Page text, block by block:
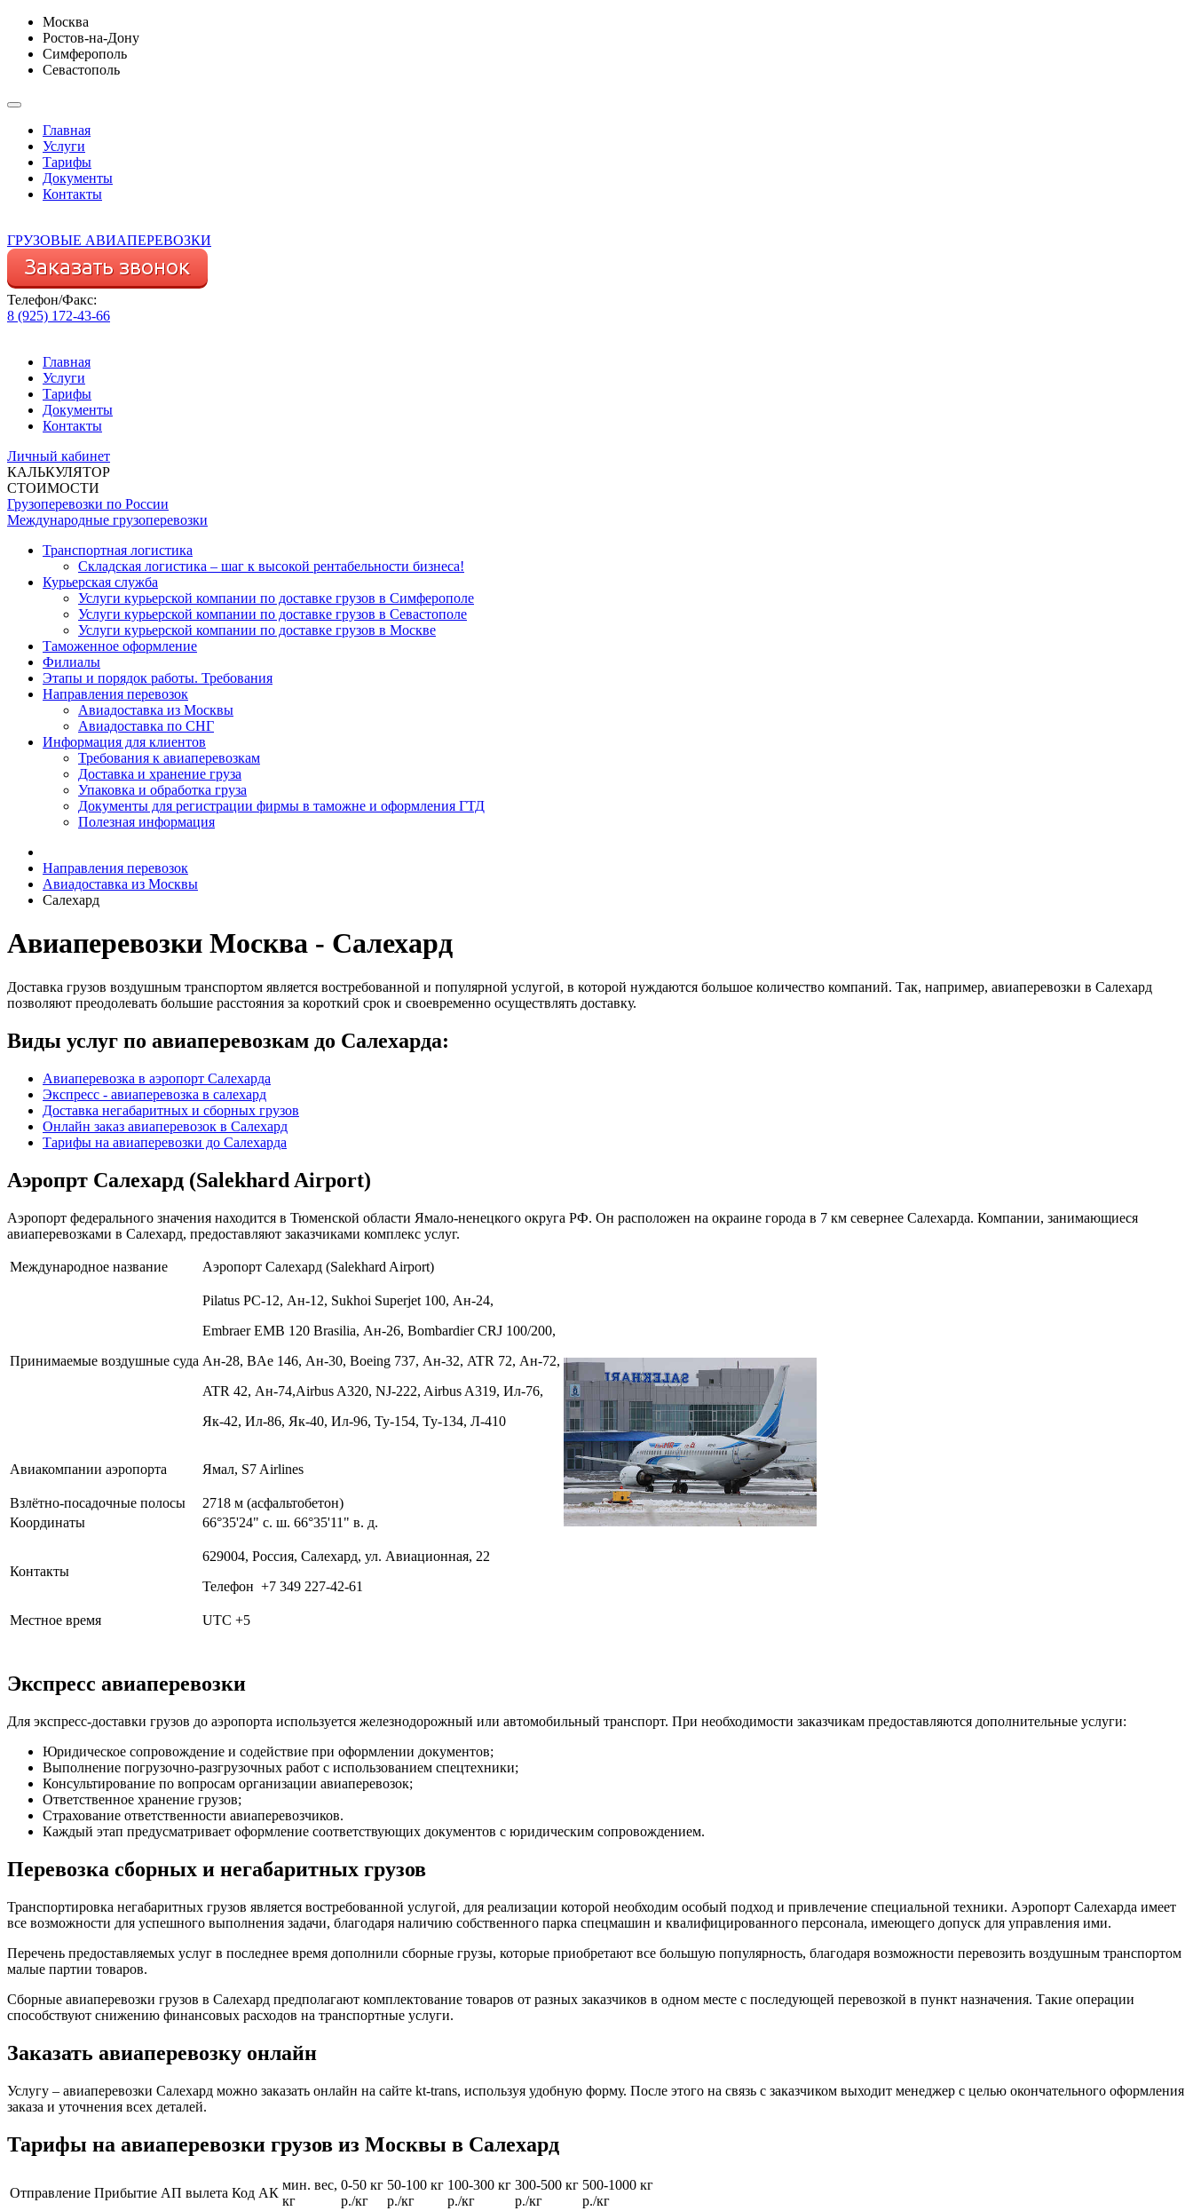
Москва
Ростов-на-Дону
Симферополь
Севастополь
Главная
Услуги
Тарифы
Документы
Контакты
ГРУЗОВЫЕ АВИАПЕРЕВОЗКИ
Телефон/Факс:
8 (925) 172-43-66
Главная
Услуги
Тарифы
Документы
Контакты
Личный кабинет
КАЛЬКУЛЯТОР
СТОИМОСТИ
Грузоперевозки по России
Международные грузоперевозки
Транспортная логистика
Складская логистика – шаг к высокой рентабельности бизнеса!
Курьерская служба
Услуги курьерской компании по доставке грузов в Симферополе
Услуги курьерской компании по доставке грузов в Севастополе
Услуги курьерской компании по доставке грузов в Москве
Таможенное оформление
Филиалы
Этапы и порядок работы. Требования
Направления перевозок
Авиадоставка из Москвы
Авиадоставка по СНГ
Информация для клиентов
Требования к авиаперевозкам
Доставка и хранение груза
Упаковка и обработка груза
Документы для регистрации фирмы в таможне и оформления ГТД
Полезная информация
Направления перевозок
Авиадоставка из Москвы
Салехард
Авиаперевозки Москва - Салехард
Доставка грузов воздушным транспортом является востребованной и популярной услугой, в которой нуждаются большое количество компаний. Так, например, авиаперевозки в Салехард
позволяют преодолевать большие расстояния за короткий срок и своевременно осуществлять доставку.
Виды услуг по авиаперевозкам до Салехарда:
Авиаперевозка в аэропорт Салехарда
Экспресс - авиаперевозка в салехард
Доставка негабаритных и сборных грузов
Онлайн заказ авиаперевозок в Салехард
Тарифы на авиаперевозки до Салехарда
Аэропрт Салехард (Salekhard Airport)
Аэропорт федерального значения находится в Тюменской области Ямало-ненецкого округа РФ. Он расположен на окраине города в 7 км севернее Салехарда. Компании, занимающиеся
авиаперевозками в Салехард, предоставляют заказчиками комплекс услуг.
Международное название Аэропорт Салехард (Salekhard Airport)
Принимаемые воздушные суда
Pilatus PC-12, Ан-12, Sukhoi Superjet 100, Ан-24,
Embraer EMB 120 Brasilia, Ан-26, Bombardier CRJ 100/200,
Ан-28, BAe 146, Ан-30, Boeing 737, Ан-32, ATR 72, Ан-72,
ATR 42, Ан-74,Airbus A320, NJ-222, Airbus A319, Ил-76,
Як-42, Ил-86, Як-40, Ил-96, Ту-154, Ту-134, Л-410
Авиакомпании аэропорта Ямал, S7 Airlines
Взлётно-посадочные полосы 2718 м (асфальтобетон)
Координаты
66°35'24" с. ш. 66°35'11" в. д.
Контакты
629004, Россия, Салехард, ул. Авиационная, 22
Телефон +7 349 227-42-61
Местное время UTC +5
Экспресс авиаперевозки
Для экспресс-доставки грузов до аэропорта используется железнодорожный или автомобильный транспорт. При необходимости заказчикам предоставляются дополнительные услуги:
Юридическое сопровождение и содействие при оформлении документов;
Выполнение погрузочно-разгрузочных работ с использованием спецтехники;
Консультирование по вопросам организации авиаперевозок;
Ответственное хранение грузов;
Страхование ответственности авиаперевозчиков.
Каждый этап предусматривает оформление соответствующих документов с юридическим сопровождением.
Перевозка сборных и негабаритных грузов
Транспортировка негабаритных грузов является востребованной услугой, для реализации которой необходим особый подход и привлечение специальной техники. Аэропорт Салехарда имеет
все возможности для успешного выполнения задачи, благодаря наличию собственного парка спецмашин и квалифицированного персонала, имеющего допуск для управления ими.
Перечень предоставляемых услуг в последнее время дополнили сборные грузы, которые приобретают все большую популярность, благодаря возможности перевозить воздушным транспортом
малые партии товаров.
Сборные авиаперевозки грузов в Салехард предполагают комплектование товаров от разных заказчиков в одном месте с последующей перевозкой в пункт назначения. Такие операции
способствуют снижению финансовых расходов на транспортные услуги.
Заказать авиаперевозку онлайн
Услугу – авиаперевозки Салехард можно заказать онлайн на сайте kt-trans, используя удобную форму. После этого на связь с заказчиком выходит менеджер с целью окончательного оформления
заказа и уточнения всех деталей.
Тарифы на авиаперевозки грузов из Москвы в Салехард
Отправление Прибытие АП вылета Код АК
мин. вес,
кг
0-50 кг
р./кг
50-100 кг
р./кг
100-300 кг
р./кг
300-500 кг
р./кг
500-1000 кг
р./кг